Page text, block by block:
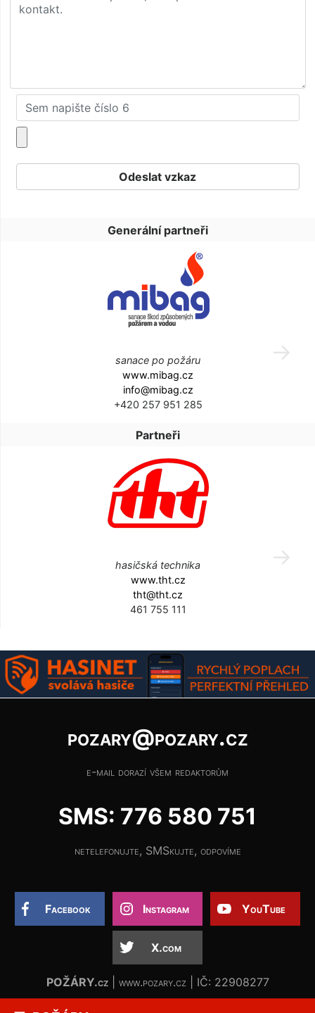
Generální partneři
sanace po požáru
www.mibag.cz
info@mibag.cz
+420 257 951 285
Partneři
hasičská technika
www.tht.cz
tht@tht.cz
461 755 111
pozary@pozary.cz
e-mail dorazí všem redaktorům
SMS: 776 580 751
netelefonujte, SMSkujte, odpovíme
Facebook Instagram YouTube
X.com
POŽÁRY.cz| www.pozary.cz | IČ: 22908277